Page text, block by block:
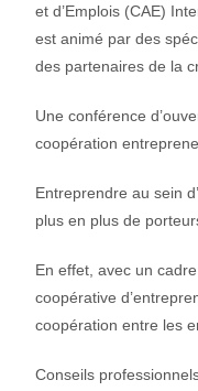
et d’Emplois (CAE)
est animé par des
des partenaires de la
Une conférence
coopération
Entreprendre au sein
plus en plus de
En effet, avec un
coopérative
coopération entre les
Conseils